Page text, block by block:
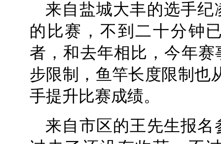
来自盐城大丰的选手
的比赛，不到二十分钟
者，和去年相比，今年
步限制，鱼竿长度限制也
手提升比赛成绩。
来自市区的王先生报